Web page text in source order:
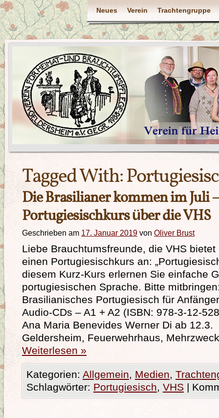
Neues Verein Trachtengruppe
Tagged With:
Die Brasilianer kommen im Juli –
Portugiesischkurs über die VHS
Geschrieben am 17. Januar 2019 von Oliver Brust
Liebe Brauchtumsfreunde, die VHS
einen Portugiesischkurs an:
diesem Kurz-Kurs erlernen Sie einfache
portugiesischen Sprache. Bitte
Brasilianisches Portugiesisch für
Audio-CDs – A1 + A2 (ISBN: 978-3-12-
Ana Maria Benevides Werner Di ab
Geldersheim, Feuerwehrhaus,
Weiterlesen »
Kategorien: Allgemein, Medien,
Schlagwörter: Portugiesisch, VHS |